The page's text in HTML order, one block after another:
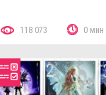
118 073 0 мин